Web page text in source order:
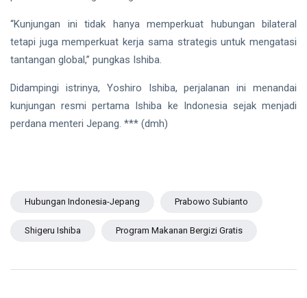
“Kunjungan ini tidak hanya memperkuat hubungan bilateral
tetapi juga memperkuat kerja sama strategis untuk mengatasi
tantangan global,” pungkas Ishiba.
Didampingi istrinya, Yoshiro Ishiba, perjalanan ini menandai
kunjungan resmi pertama Ishiba ke Indonesia sejak menjadi
perdana menteri Jepang. *** (dmh)
Hubungan Indonesia-Jepang Prabowo Subianto
Shigeru Ishiba Program Makanan Bergizi Gratis